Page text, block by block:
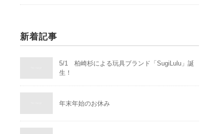
新着記事
5/1 柏崎杉による玩具ブランド「SugiLulu」誕
生！
年末年始のお休み